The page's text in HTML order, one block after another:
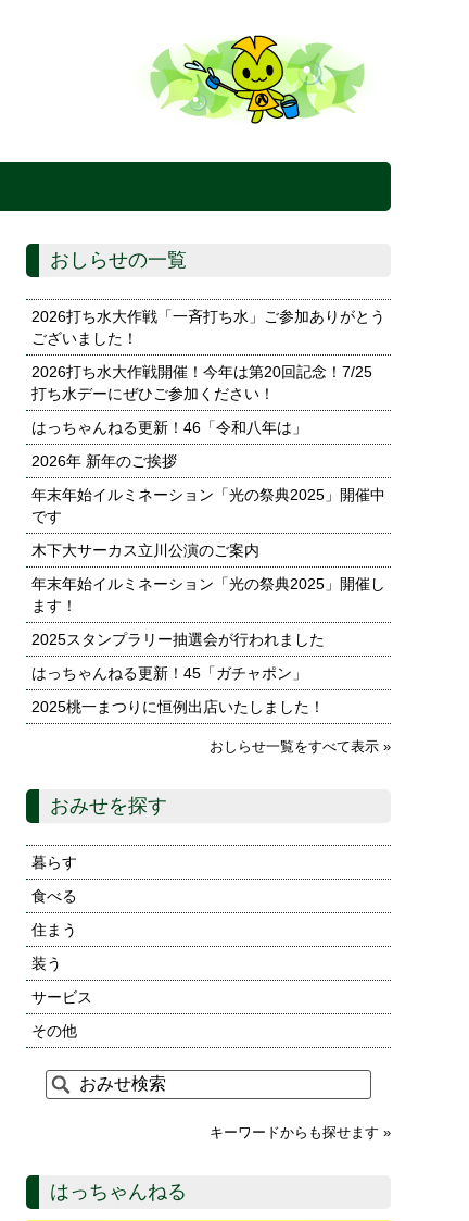
おしらせの一覧
2026打ち水大作戦「一斉打ち水」ご参加ありがとう
ございました！
2026打ち水大作戦開催！今年は第20回記念！7/25
打ち水デーにぜひご参加ください！
はっちゃんねる更新！46「令和八年は」
2026年 新年のご挨拶
年末年始イルミネーション「光の祭典2025」開催中
です
木下大サーカス立川公演のご案内
年末年始イルミネーション「光の祭典2025」開催し
ます！
2025スタンプラリー抽選会が行われました
はっちゃんねる更新！45「ガチャポン」
2025桃一まつりに恒例出店いたしました！
おしらせ一覧をすべて表示 »
おみせを探す
暮らす
食べる
住まう
装う
サービス
その他
キーワードからも探せます »
はっちゃんねる